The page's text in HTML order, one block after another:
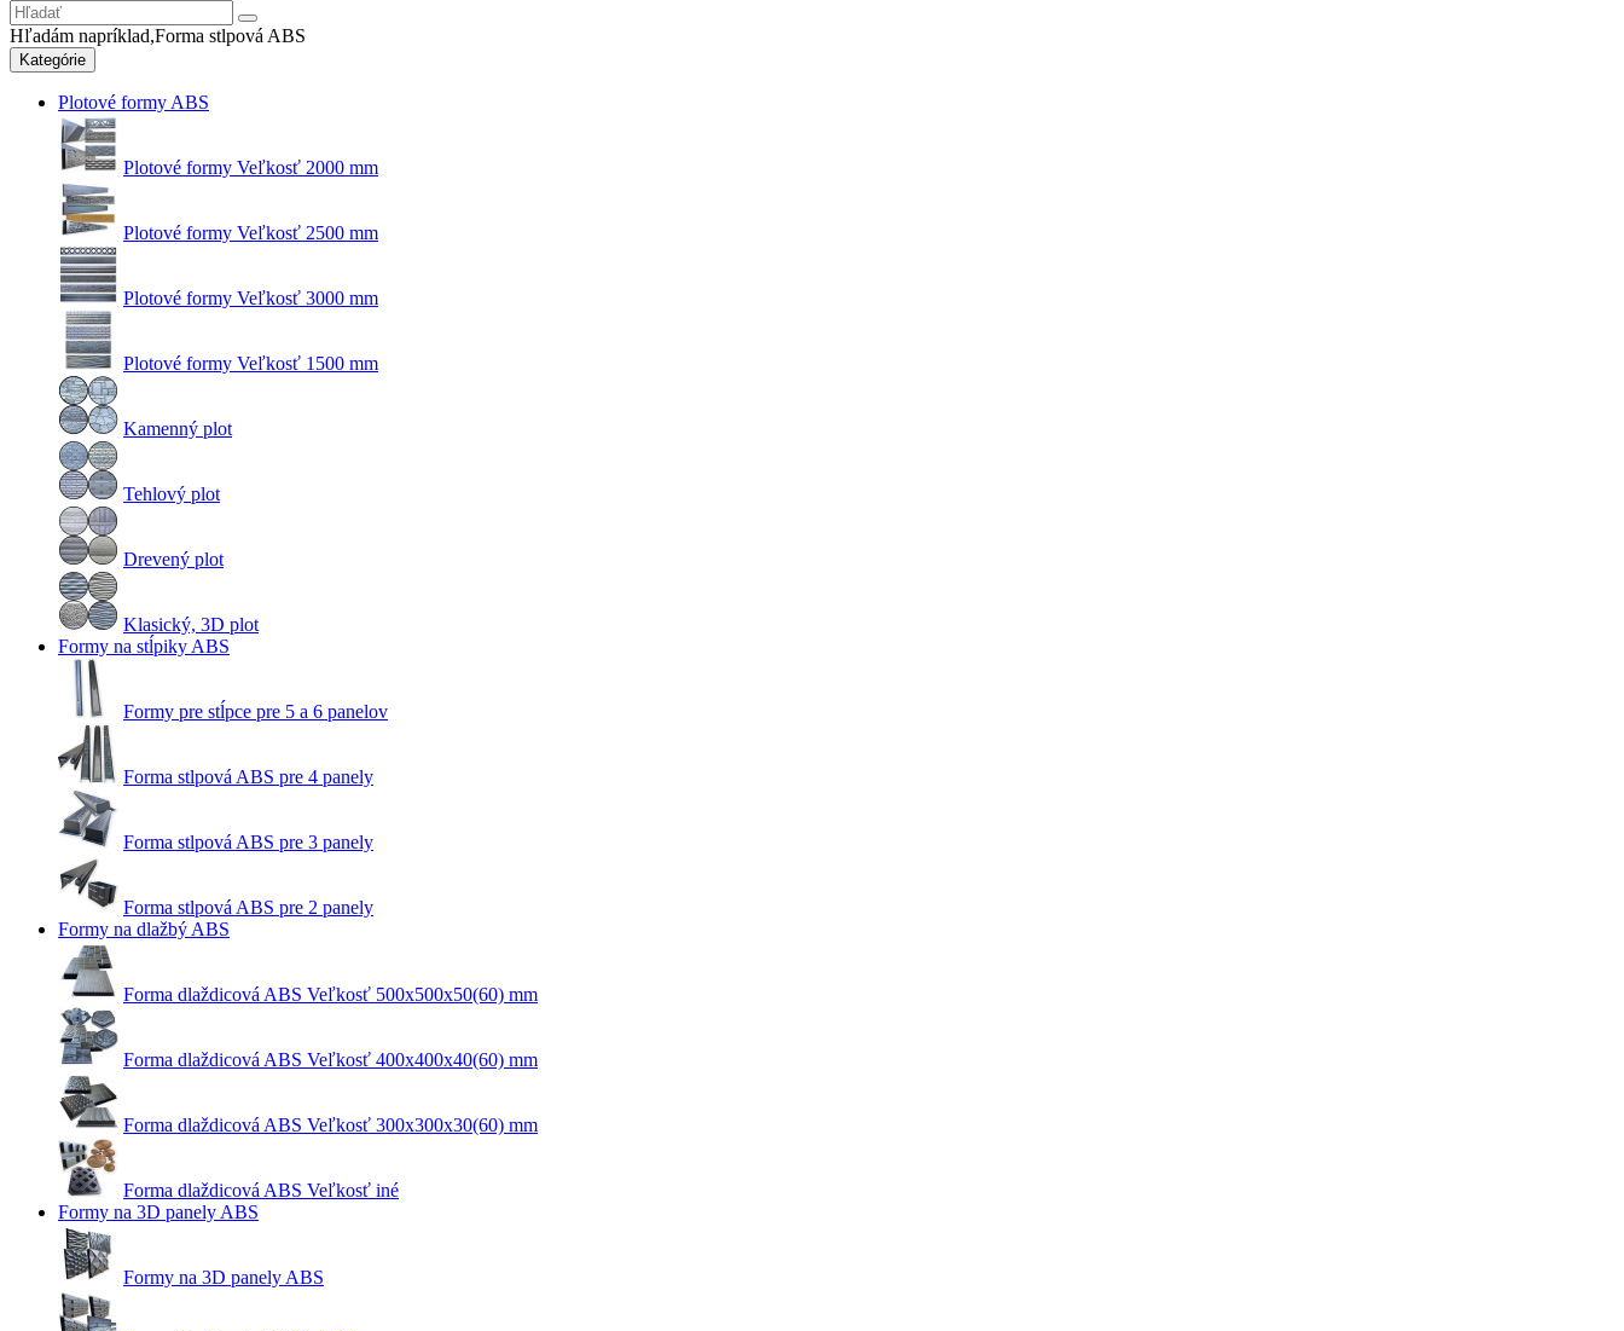
Hľadám napríklad,Forma stlpová ABS
Kategórie
Plotové formy ABS
Plotové formy Veľkosť 2000 mm
Plotové formy Veľkosť 2500 mm
Plotové formy Veľkosť 3000 mm
Plotové formy Veľkosť 1500 mm
Kamenný plot
Tehlový plot
Drevený plot
Klasický, 3D plot
Formy na stĺpiky ABS
Formy pre stĺpce pre 5 a 6 panelov
Forma stlpová ABS pre 4 panely
Forma stlpová ABS pre 3 panely
Forma stlpová ABS pre 2 panely
Formy na dlažbý ABS
Forma dlaždicová ABS Veľkosť 500x500x50(60) mm
Forma dlaždicová ABS Veľkosť 400x400x40(60) mm
Forma dlaždicová ABS Veľkosť 300x300x30(60) mm
Forma dlaždicová ABS Veľkosť iné
Formy na 3D panely ABS
Formy na 3D panely ABS